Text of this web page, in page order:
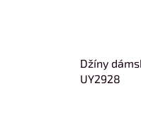
Džíny
UY2928